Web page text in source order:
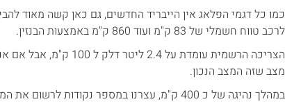
כמו כל דגמי הפלאג אין הייבריד החדשים, גם כאן קשה מאוד
לרכב טווח חשמלי של 83 ק"מ ועוד 860 ק"מ באמצעות הבנזין.
מצב שזה המצב הנכון.
במהלך נהיגה של כ 400 ק"מ, עצרנו במספר נקודות לרשום את המידע שהרכב מספק.